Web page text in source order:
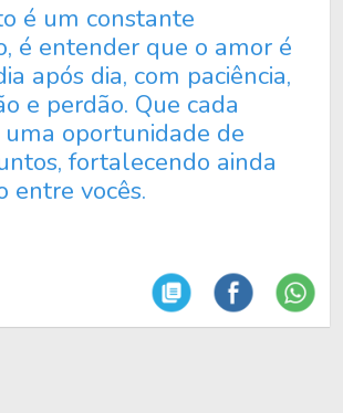
é um constante
é entender que o amor é
após dia, com paciência,
e perdão. Que cada
uma oportunidade de
fortalecendo ainda
entre vocês.